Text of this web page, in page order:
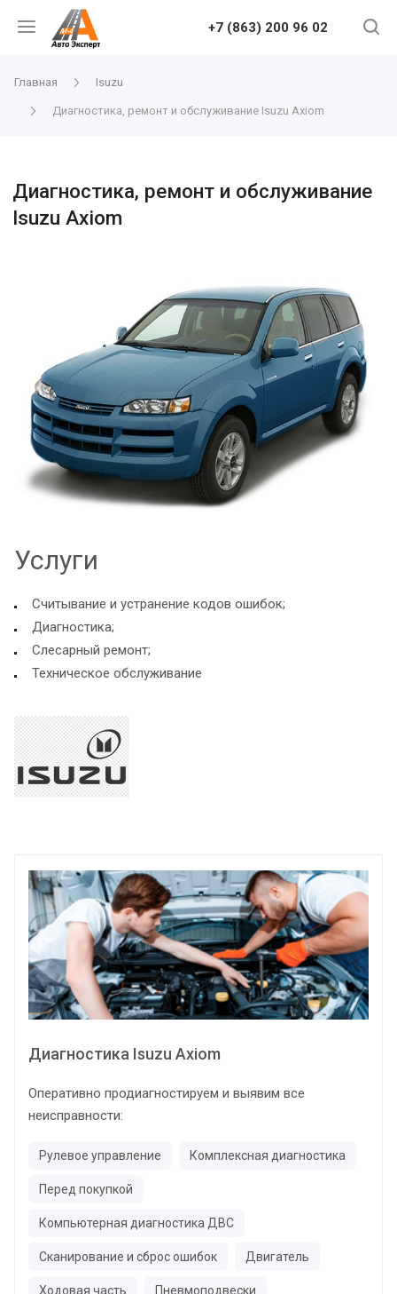
+7 (863) 200 96 02
Главная Isuzu
Диагностика, ремонт и обслуживание Isuzu Axiom
Диагностика, ремонт и обслуживание
Isuzu Axiom
Услуги
Считывание и устранение кодов ошибок;
Диагностика;
Слесарный ремонт;
Техническое обслуживание
Диагностика Isuzu Axiom
Оперативно продиагностируем и выявим все
неисправности:
Рулевое управление Комплексная диагностика
Перед покупкой
Компьютерная диагностика ДВС
Сканирование и сброс ошибок Двигатель
Ходовая часть Пневмоподвески